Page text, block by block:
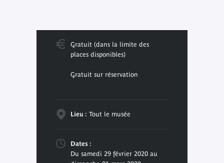
Gratuit (dans la limite des
places disponibles)
Gratuit sur réservation
Lieu : Tout le musée
Dates :
Du samedi 29 février 2020 au